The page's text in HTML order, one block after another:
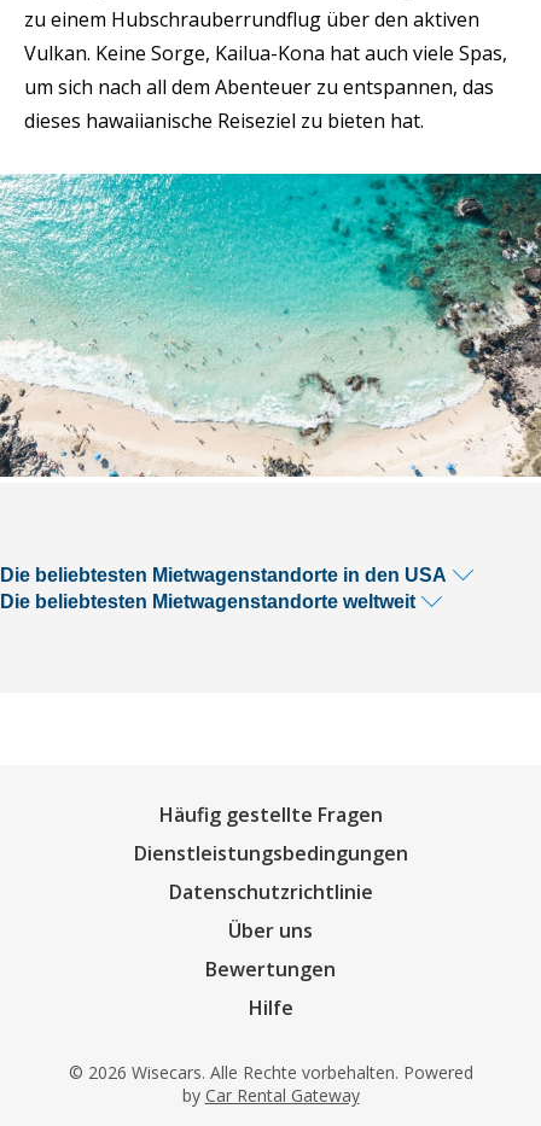
zu einem Hubschrauberrundflug über den aktiven
Vulkan. Keine Sorge, Kailua-Kona hat auch viele Spas,
um sich nach all dem Abenteuer zu entspannen, das
dieses hawaiianische Reiseziel zu bieten hat.
Die beliebtesten Mietwagenstandorte in den USA
Die beliebtesten Mietwagenstandorte weltweit
Häufig gestellte Fragen
Dienstleistungsbedingungen
Datenschutzrichtlinie
Über uns
Bewertungen
Hilfe
© 2026 Wisecars. Alle Rechte vorbehalten. Powered
by Car Rental Gateway